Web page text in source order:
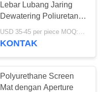
Lebar Lubang Jaring
Dewatering Poliuretan
Tahan Korosi untuk
Pertambangan
USD 35-45 per piece MOQ:10 buah
KONTAK
Polyurethane Screen
Mat dengan Aperture